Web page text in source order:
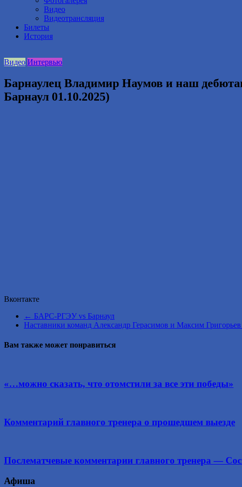
Видео
Видеотрансляция
Билеты
История
Видео Интервью
Барнаулец Владимир Наумов и наш
Барнаул 01.10.2025)
Вконтакте
← БАРС-РГЭУ vs Барнаул
Наставники команд Александр Герасимов и Максим
Вам также может понравиться
«…можно сказать, что отомстили за все эти победы»
Комментарий главного тренера о прошедшем выезде
Послематчевые комментарии главного тренера —
Афиша